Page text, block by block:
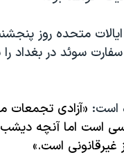
متحده روز
سفارت سوئد در بغداد
است: «آزادی تجمعات
است اما آنچه
است.»